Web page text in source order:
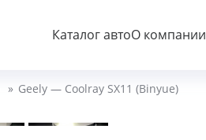
Каталог автоО компании
» Geely — Coolray SX11 (Binyue)